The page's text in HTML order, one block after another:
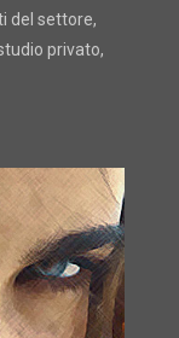
del settore,
privato,